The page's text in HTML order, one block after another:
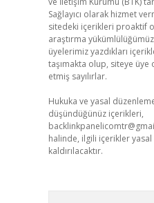
Sağlayıcı olarak hizmet
sitedeki içerikleri proaktif
araştırma
üyelerimiz yazdıkları
taşımakta olup, siteye
etmiş sayılırlar.
Hukuka ve yasal
düşündüğünüz içerikleri,
halinde, ilgili içerikler
kaldırılacaktır.